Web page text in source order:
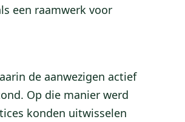
een raamwerk voor
de aanwezigen actief
Op die manier werd
konden uitwisselen